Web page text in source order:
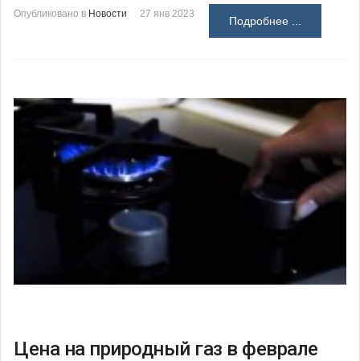
Опубликовано в Новости 27 янв 2023
Подробнее ...
Цена на природный газ в феврале